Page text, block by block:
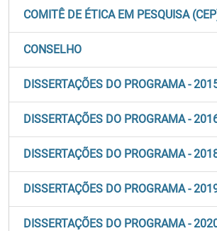
COMITÊ DE ÉTICA EM PESQUISA
CONSELHO
DISSERTAÇÕES DO PROGRAMA -
DISSERTAÇÕES DO PROGRAMA -
DISSERTAÇÕES DO PROGRAMA -
DISSERTAÇÕES DO PROGRAMA -
DISSERTAÇÕES DO PROGRAMA -